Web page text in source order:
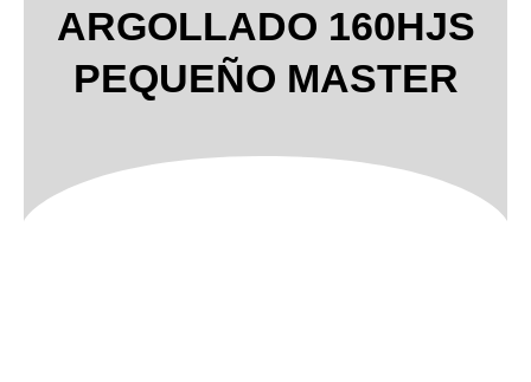
ARGOLLADO 160HJS
PEQUEÑO MASTER